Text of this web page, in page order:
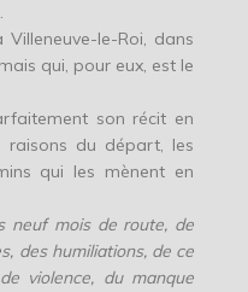
le-Roi, dans
qui, pour eux, est le
son récit en
raisons du départ, les
qui les mènent en
neuf mois de route, de
des humiliations, de ce
violence, du manque